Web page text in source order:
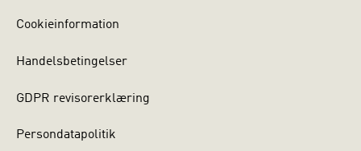
Cookieinformation
Handelsbetingelser
GDPR revisorerklæring
Persondatapolitik